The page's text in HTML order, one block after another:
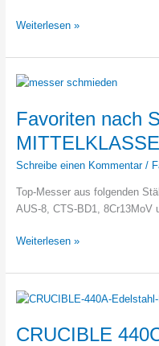
AUS
Messerstahl
–
Informationen
Weiterlesen »
Favoriten nach
MITTELKLASSE
Schreibe einen Kommentar /
Top-Messer aus folgenden
AUS-8, CTS-BD1, 8Cr13MoV
Favoriten
Stahlsorte
–
MITTELKLASSE
Weiterlesen »
CRUCIBLE